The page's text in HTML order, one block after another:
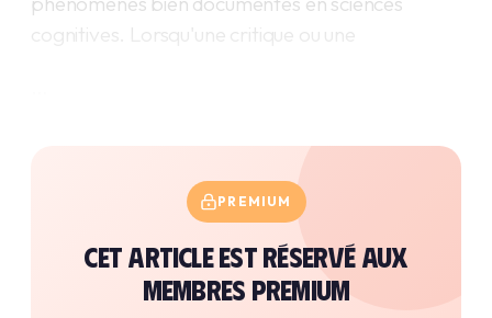
cognitives. Lorsqu'une critique ou une
PREMIUM
Cet article est réservé aux
membres premium